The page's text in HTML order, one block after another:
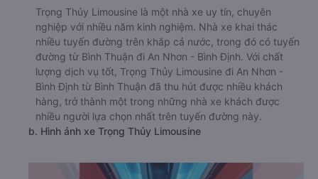
Trọng Thủy Limousine là một nhà xe uy tín, chuyên
nghiệp với nhiều năm kinh nghiệm. Nhà xe khai thác
nhiều tuyến đường trên khắp cả nước, trong đó có tuyến
đường từ Bình Thuận đi An Nhơn - Bình Định. Với chất
lượng dịch vụ tốt, Trọng Thủy Limousine đi An Nhơn -
Bình Định từ Bình Thuận đã thu hút được nhiều khách
hàng, trở thành một trong những nhà xe khách được
nhiều người lựa chọn nhất trên tuyến đường này.
b. Hình ảnh xe Trọng Thủy Limousine